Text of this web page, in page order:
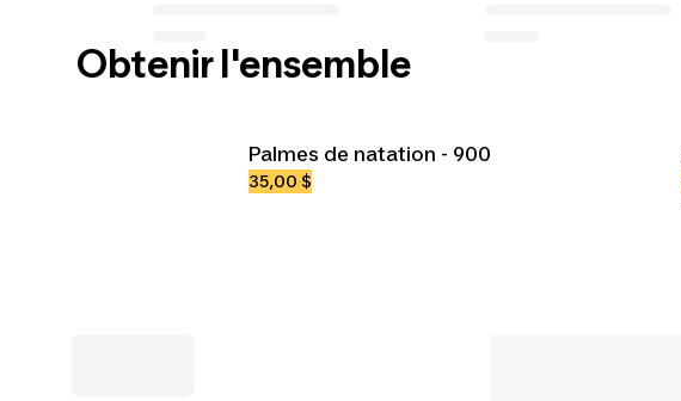
Obtenir l'ensemble
Palmes de natation - 900
35,00 $